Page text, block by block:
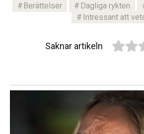
Berättelser Dagliga rykten
Intressant att
Saknar artikeln